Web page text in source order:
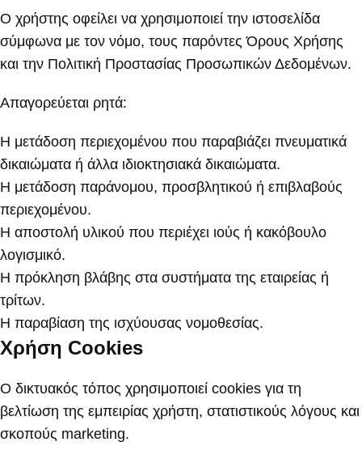
Ο χρήστης οφείλει να χρησιμοποιεί την ιστοσελίδα
σύμφωνα με τον νόμο, τους παρόντες Όρους Χρήσης
και την Πολιτική Προστασίας Προσωπικών Δεδομένων.
Απαγορεύεται ρητά:
Η μετάδοση περιεχομένου που παραβιάζει πνευματικά
δικαιώματα ή άλλα ιδιοκτησιακά δικαιώματα.
Η μετάδοση παράνομου, προσβλητικού ή επιβλαβούς
περιεχομένου.
Η αποστολή υλικού που περιέχει ιούς ή κακόβουλο
λογισμικό.
Η πρόκληση βλάβης στα συστήματα της εταιρείας ή
τρίτων.
Η παραβίαση της ισχύουσας νομοθεσίας.
Χρήση Cookies
Ο δικτυακός τόπος χρησιμοποιεί cookies για τη
βελτίωση της εμπειρίας χρήστη, στατιστικούς λόγους και
σκοπούς marketing.